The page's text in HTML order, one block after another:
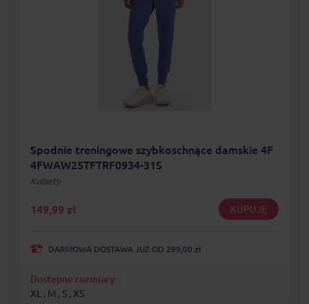
Spodnie treningowe szybkoschnące damskie 4F
4FWAW25TFTRF0934-31S
Kobiety
149,99 zł KUPUJĘ
DARMOWA DOSTAWA JUŻ OD 299,00 zł
Dostępne rozmiary:
XL , M , S , XS